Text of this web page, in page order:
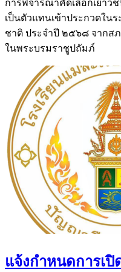
การพิจารณาคัดเลือกเยาว
เป็นตัวแทนเข้าประกวดใน
ชาติ ประจำปี ๒๕๖๘ จากส
ในพระบรมราชูปถัมภ์
แจ้งกำหนดการเปิ